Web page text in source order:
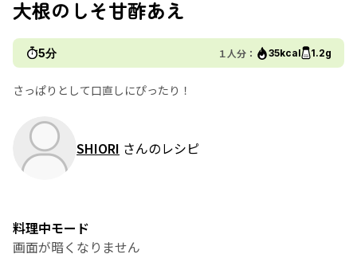
大根のしそ甘酢あえ
5分 １人分： 35kcal 1.2g
さっぱりとして口直しにぴったり！
SHIORI さんのレシピ
料理中モード
画面が暗くなりません